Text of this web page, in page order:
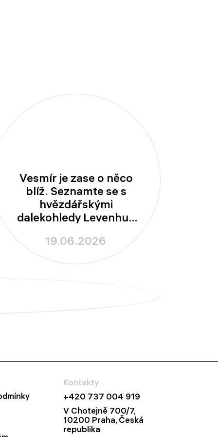
Vesmír je zase o něco
blíž. Seznamte se s
hvězdářskými
dalekohledy Levenhuk
19.06.2026
Kontakty
+420 737 004 919
V Chotejně 700/7,
10200 Praha, Česká
republika